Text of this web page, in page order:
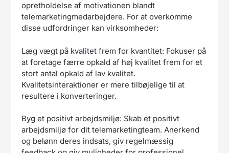
opretholdelse af motivationen blandt
telemarketingmedarbejdere. For at overkomme
disse udfordringer kan virksomheder:
Læg vægt på kvalitet frem for kvantitet: Fokuser på
at foretage færre opkald af høj kvalitet frem for et
stort antal opkald af lav kvalitet.
Kvalitetsinteraktioner er mere tilbøjelige til at
resultere i konverteringer.
Byg et positivt arbejdsmiljø: Skab et positivt
arbejdsmiljø for dit telemarketingteam. Anerkend
og belønn deres indsats, giv regelmæssig